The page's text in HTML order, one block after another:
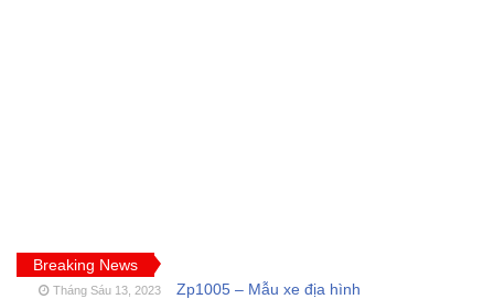
Breaking News
Tháng Sáu 13, 2023
Zp1005 – Mẫu xe địa hình